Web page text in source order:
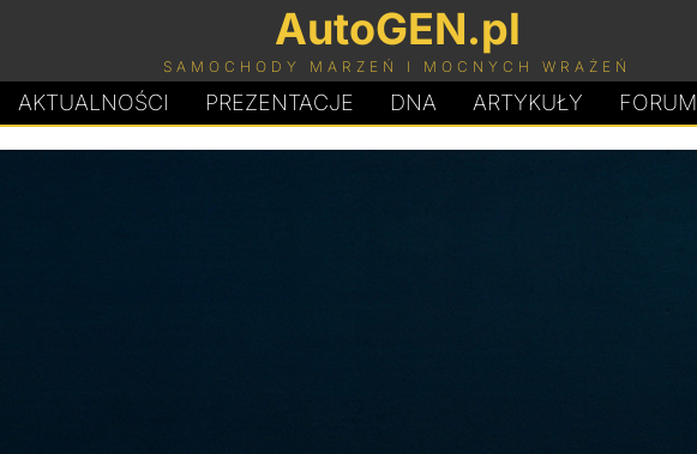
AutoGEN.pl
SAMOCHODY MARZEŃ I MOCNYCH WRAŻEŃ
AKTUALNOŚCI PREZENTACJE DNA ARTYKUŁY FORUM